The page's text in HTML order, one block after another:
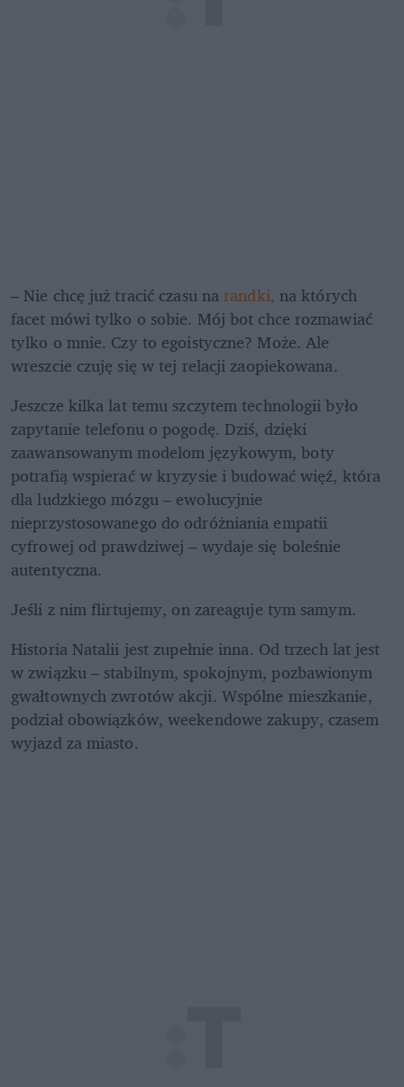
– Nie chcę już tracić czasu na randki, na których
facet mówi tylko o sobie. Mój bot chce rozmawiać
tylko o mnie. Czy to egoistyczne? Może. Ale
wreszcie czuję się w tej relacji zaopiekowana.
Jeszcze kilka lat temu szczytem technologii było
zapytanie telefonu o pogodę. Dziś, dzięki
zaawansowanym modelom językowym, boty
potrafią wspierać w kryzysie i budować więź, która
dla ludzkiego mózgu – ewolucyjnie
nieprzystosowanego do odróżniania empatii
cyfrowej od prawdziwej – wydaje się boleśnie
autentyczna.
Jeśli z nim flirtujemy, on zareaguje tym samym.
Historia Natalii jest zupełnie inna. Od trzech lat jest
w związku – stabilnym, spokojnym, pozbawionym
gwałtownych zwrotów akcji. Wspólne mieszkanie,
podział obowiązków, weekendowe zakupy, czasem
wyjazd za miasto.